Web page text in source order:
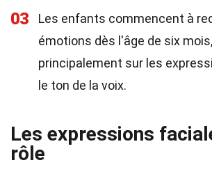
03
Les enfants commencent à
émotions dès l'âge de six
principalement sur les
le ton de la voix.
Les expressions
rôle